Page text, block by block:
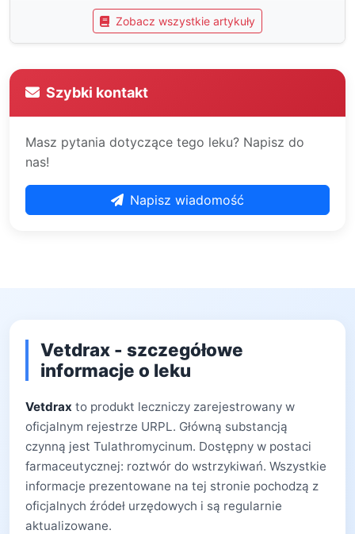
Zobacz wszystkie artykuły
Szybki kontakt
Masz pytania dotyczące tego leku? Napisz do
nas!
Napisz wiadomość
Vetdrax - szczegółowe
informacje o leku
Vetdrax to produkt leczniczy zarejestrowany w
oficjalnym rejestrze URPL. Główną substancją
czynną jest Tulathromycinum. Dostępny w postaci
farmaceutycznej: roztwór do wstrzykiwań. Wszystkie
informacje prezentowane na tej stronie pochodzą z
oficjalnych źródeł urzędowych i są regularnie
aktualizowane.